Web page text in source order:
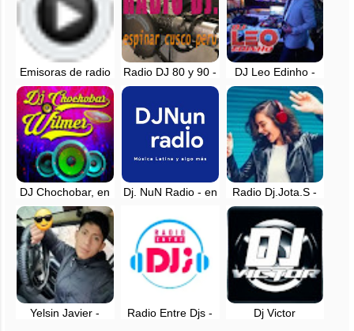
Emisoras de radio
de DJ
Radio DJ 80 y 90 -
Espinar, Cusco
DJ Leo Edinho -
Trujillo, Perú - EN
VIVO
DJ Chochobar, en
vivo -
Camporredondo,
Amazonas
Dj. NuN Radio - en
Radio Dj.Jota.S -
Luya, Amazonas
Yelsin Javier -
Radio Entre Djs -
Dj Victor